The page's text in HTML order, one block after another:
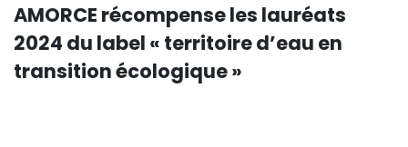
AMORCE récompense les lauréats
2024 du label « territoire d’eau en
transition écologique »